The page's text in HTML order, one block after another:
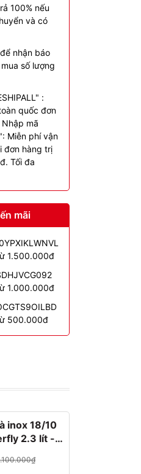
100% nếu
và có
nhận báo
số lượng
:
quốc đơn
mã
Miễn phí vận
đơn hàng trị
Tối đa
mãi
1.500.000đ
1.000.000đ
500.000đ
inox 18/10
2.3 lít -